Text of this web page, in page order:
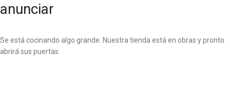
anunciar
Se está cocinando algo grande. Nuestra tienda está en obras y pronto
abrirá sus puertas.